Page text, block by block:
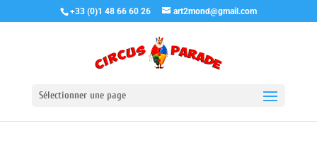
+33 (0)1 48 66 60 26 art2mond@gmail.com
Sélectionner une page